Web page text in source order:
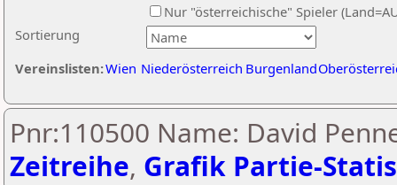
Sortierung
Nur "österreichische" Spieler
Vereinslisten:Wien Niederösterreich Burgenland
Pnr:110500 Name: David
Zeitreihe, Grafik Partie-